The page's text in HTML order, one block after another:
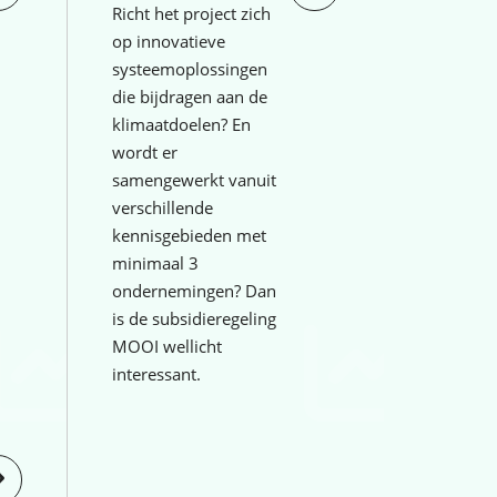
Richt het project zich
op innovatieve
systeemoplossingen
die bijdragen aan de
klimaatdoelen? En
wordt er
samengewerkt vanuit
verschillende
kennisgebieden met
minimaal 3
ondernemingen? Dan
is de subsidieregeling
MOOI wellicht
interessant.